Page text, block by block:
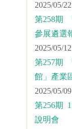
2025/05/22
第258期
參展遴選
2025/05/12
第257期
館」產業
2025/05/09
第256期
說明會